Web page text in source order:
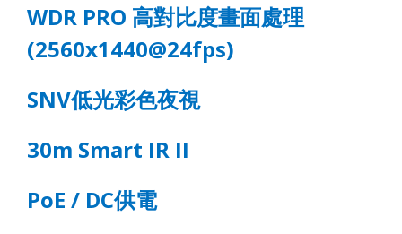
WDR PRO 高對比度畫面處理
(2560x1440@24fps)
SNV低光彩色夜視
30m Smart IR II
PoE / DC供電